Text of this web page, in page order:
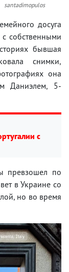
santadimopulos
досуга
собственными
бывшая
снимки,
она
Даниэлем, 5-
с
превзошел по
в Украине со
но во время